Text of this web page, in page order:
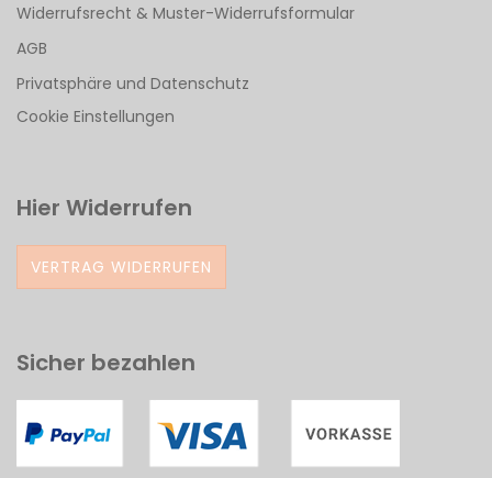
Widerrufsrecht & Muster-Widerrufsformular
AGB
Privatsphäre und Datenschutz
Cookie Einstellungen
Hier Widerrufen
VERTRAG WIDERRUFEN
Sicher bezahlen